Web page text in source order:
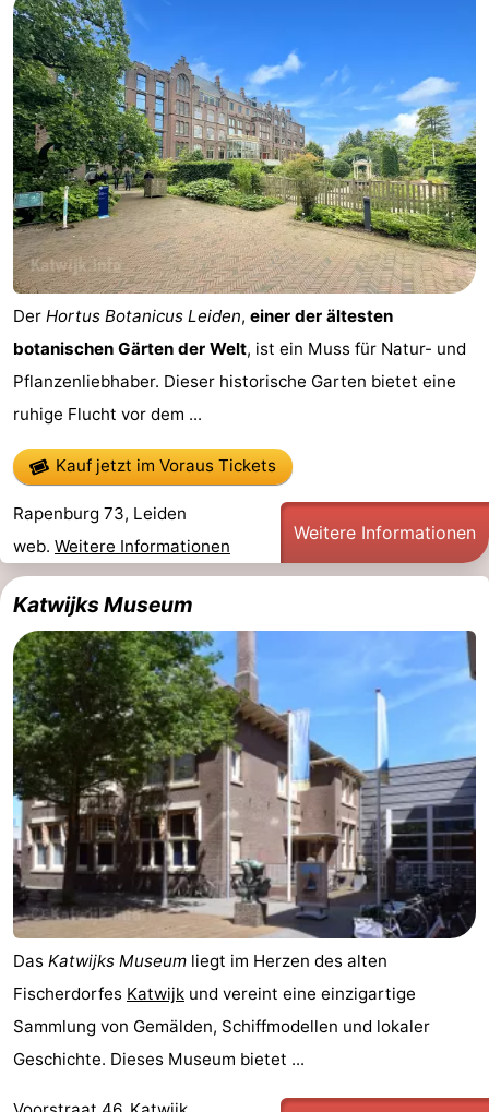
Route
-
Parken
Reisebuchshop
Medizin
Adressen
Region
Nordholland
-
Schoorlse
Duinen
Bergen
aan
Zee
-
Bergen
-
Alkmaar
-
Egmond
aan
Zee
-
Noordhollands
duinreservaat
-
Wijk
aan
Zee
-
Natur
Zuid-
Kennermerland
-
Amsterdam
-
Haarlem
-
Zandvoort
Südholland
-
Leiden
Bollenstreek
-
Natur
Hollands
-
Noordwijk
-
Der Hortus Botanicus Leiden, einer der ältesten
botanischen Gärten der Welt, ist ein Muss für Natur- und
Pflanzenliebhaber. Dieser historische Garten bietet eine
ruhige Flucht vor dem ...
Kauf jetzt im Voraus Tickets
Rapenburg 73, Leiden
web. Weitere Informationen
Weitere Informationen
Katwijks Museum
Das Katwijks Museum liegt im Herzen des alten
Fischerdorfes Katwijk und vereint eine einzigartige
Sammlung von Gemälden, Schiffmodellen und lokaler
Geschichte. Dieses Museum bietet ...